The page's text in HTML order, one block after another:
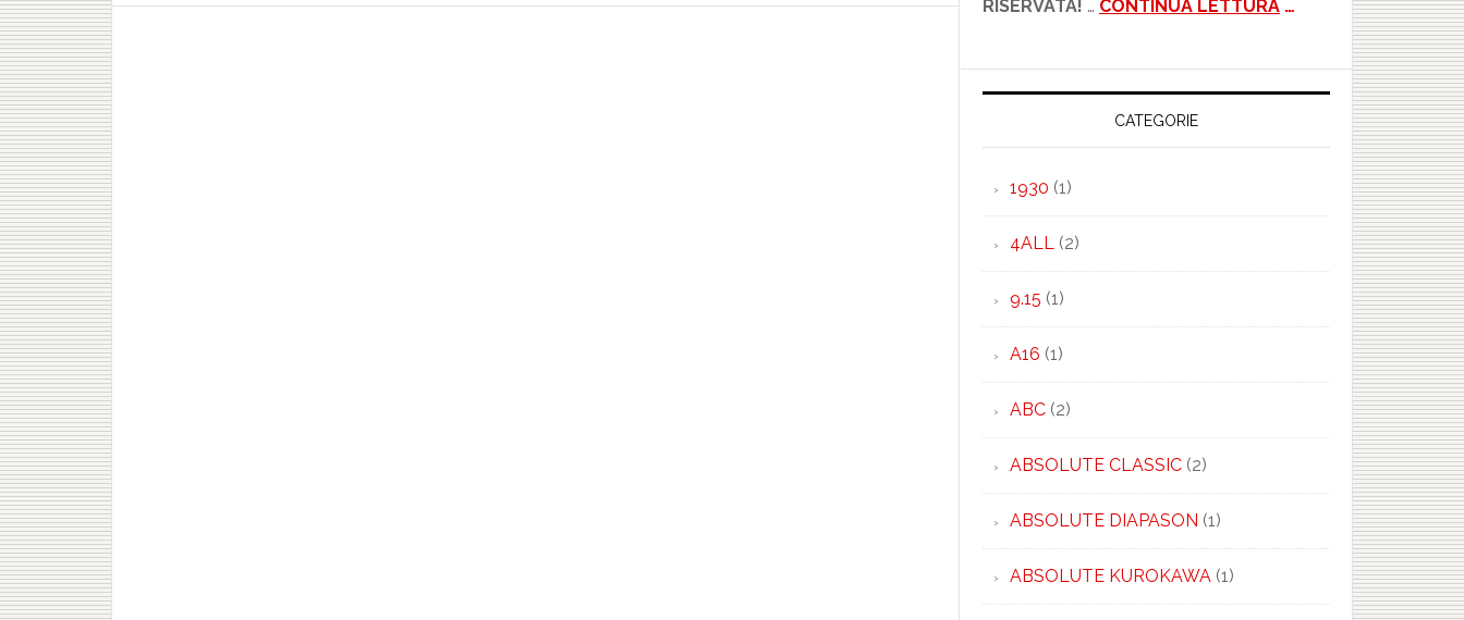
RISERVATA!…CONTINUA LETTURA…
CATEGORIE
1930(1)
4ALL(2)
9.15(1)
A16(1)
ABC(2)
ABSOLUTE CLASSIC(2)
ABSOLUTE DIAPASON(1)
ABSOLUTE KUROKAWA(1)